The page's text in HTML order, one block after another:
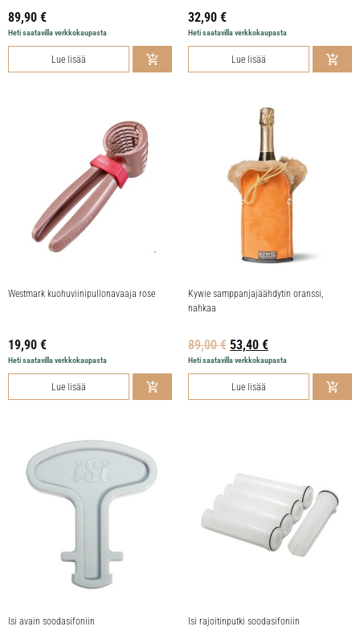
89,90 €
Heti saatavilla verkkokaupasta
Lue lisää
32,90 €
Heti saatavilla verkkokaupasta
Lue lisää
Westmark kuohuviinipullonavaaja rose
19,90 €
Heti saatavilla verkkokaupasta
Lue lisää
Kywie samppanjajäähdytin oranssi,
nahkaa
89,00€ 53,40 €
Heti saatavilla verkkokaupasta
Lue lisää
Isi avain soodasifoniin Isi rajoitinputki soodasifoniin